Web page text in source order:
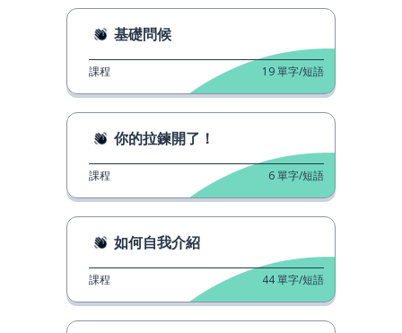
基礎問候
課程 19單字/短語
你的拉鍊開了！
課程 6單字/短語
如何自我介紹
課程 44單字/短語